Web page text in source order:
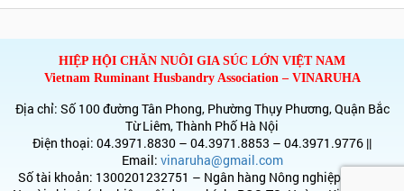
HIỆP HỘI CHĂN NUÔI GIA SÚC LỚN VIỆT NAM
Vietnam Ruminant Husbandry Association – VINARUHA
Địa chỉ: Số 100 đường Tân Phong, Phường Thụy Phương, Quận Bắc
Từ Liêm, Thành Phố Hà Nội
Điện thoại: 04.3971.8830 – 04.3971.8853 – 04.3971.9776 ||
Email: vinaruha@gmail.com
Số tài khoản: 1300201232751 – Ngân hàng Nông nghiệp & PTNT